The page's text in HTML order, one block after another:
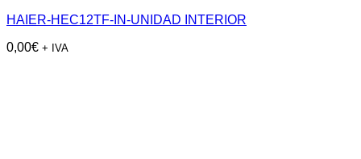
HAIER-HEC12TF-IN-UNIDAD INTERIOR
0,00€ + IVA